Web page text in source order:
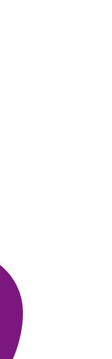
quantidade